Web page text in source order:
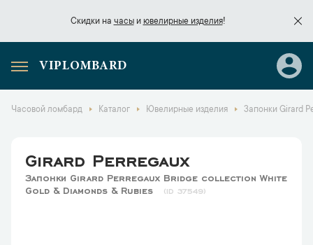
Скидки на часыи ювелирные изделия!
Скидки начасы
VIPLOMBARD
Часовой ломбард Каталог Ювелирные изделия Запонки Girard
Girard Perregaux
Запонки Girard Perregaux Bridge collection White
Gold & Diamonds & Rubies
37549